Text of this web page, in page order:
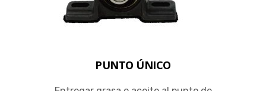
PUNTO ÚNICO